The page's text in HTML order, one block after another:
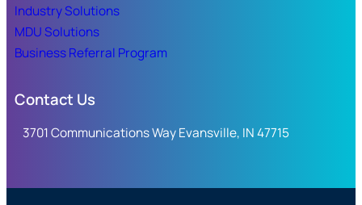
Industry Solutions
MDU Solutions
Business Referral Program
Contact Us
3701 Communications Way Evansville, IN 47715